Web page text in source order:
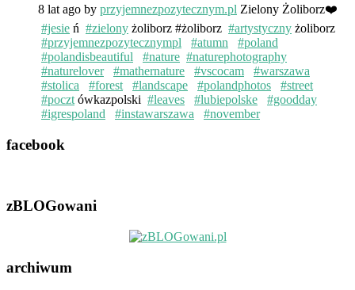
8 lat ago by przyjemnezpozytecznym.pl Zielony Żoliborz❤️
#jesie ń #zielony żoliborz #żoliborz #artystyczny żoliborz
#przyjemnezpozytecznympl
#atumn
#poland
#polandisbeautiful
#nature #naturephotography
#naturelover
#mathernature #vscocam
#warszawa
#stolica
#forest #landscape #polandphotos
#street
#poczt ówkazpolski #leaves #lubiepolske
#goodday
#igrespoland
#instawarszawa #november
facebook
zBLOGowani
archiwum